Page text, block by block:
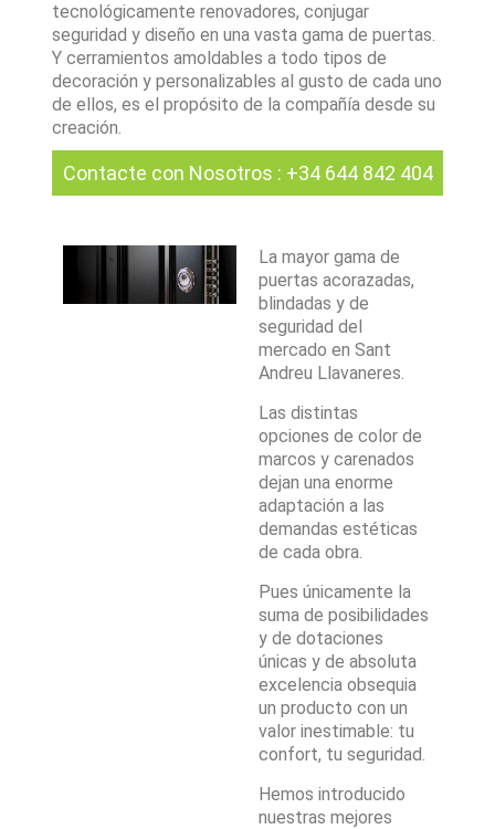
tecnológicamente renovadores, conjugar
seguridad y diseño en una vasta gama de puertas.
Y cerramientos amoldables a todo tipos de
decoración y personalizables al gusto de cada uno
de ellos, es el propósito de la compañía desde su
creación.
Contacte con Nosotros : +34 644 842 404
La mayor gama de
puertas acorazadas,
blindadas y de
seguridad del
mercado en Sant
Andreu Llavaneres.
Las distintas
opciones de color de
marcos y carenados
dejan una enorme
adaptación a las
demandas estéticas
de cada obra.
Pues únicamente la
suma de posibilidades
y de dotaciones
únicas y de absoluta
excelencia obsequia
un producto con un
valor inestimable: tu
confort, tu seguridad.
Hemos introducido
nuestras mejores